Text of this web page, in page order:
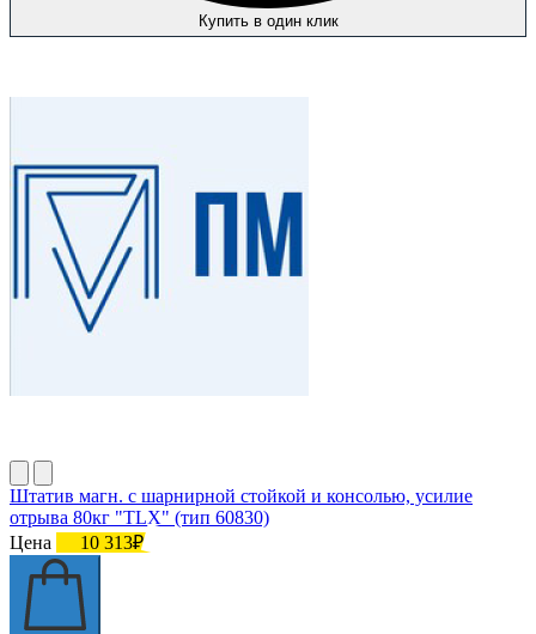
Купить в один клик
Штатив магн. с шарнирной стойкой и консолью, усилие
отрыва 80кг "TLX" (тип 60830)
Цена
10 313₽